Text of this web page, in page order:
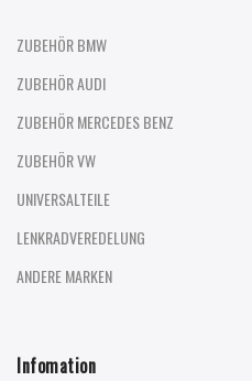
ZUBEHÖR BMW
ZUBEHÖR AUDI
ZUBEHÖR MERCEDES BENZ
ZUBEHÖR VW
UNIVERSALTEILE
LENKRADVEREDELUNG
ANDERE MARKEN
Infomation